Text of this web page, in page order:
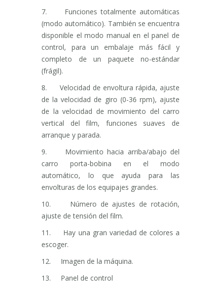
7. Funciones totalmente automáticas
(modo automático). También se encuentra
disponible el modo manual en el panel de
control, para un embalaje más fácil y
completo de un paquete no-estándar
(frágil).
8. Velocidad de envoltura rápida, ajuste
de la velocidad de giro (0-36 rpm), ajuste
de la velocidad de movimiento del carro
vertical del film, funciones suaves de
arranque y parada.
9. Movimiento hacia arriba/abajo del
carro porta-bobina en el modo
automático, lo que ayuda para las
envolturas de los equipajes grandes.
10. Número de ajustes de rotación,
ajuste de tensión del film.
11. Hay una gran variedad de colores a
escoger.
12. Imagen de la máquina.
13. Panel de control